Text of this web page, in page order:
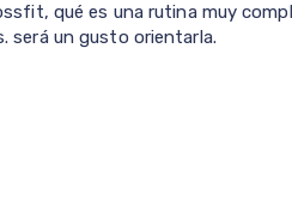
qué es una rutina muy
será un gusto orientarla.